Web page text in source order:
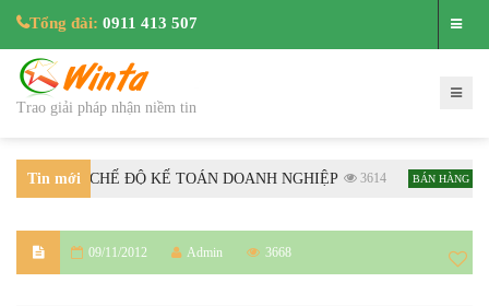
Tổng đài: 0911 413 507
Trao giải pháp nhận niềm tin
Tin mới
DẪN CHẾ ĐỘ KẾ TOÁN DOANH NGHIỆP 3614 BÁN HÀNG
09/11/2012 Admin 3668